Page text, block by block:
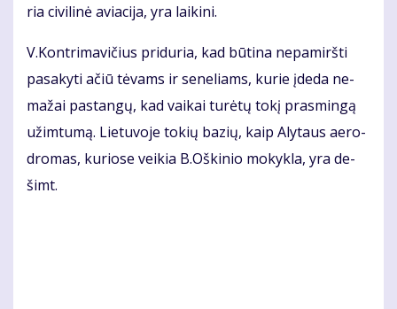
ria ci­vi­li­nė avia­ci­ja, yra lai­ki­ni.
V.Kon­tri­ma­vi­čius pri­du­ria, kad bū­ti­na ne­pa­mirš­ti
pa­sa­ky­ti ačiū tė­vams ir se­ne­liams, ku­rie įde­da ne­
ma­žai pa­stan­gų, kad vai­kai tu­rė­tų to­kį pras­min­gą
už­im­tu­mą. Lie­tu­vo­je to­kių ba­zių, kaip Aly­taus ae­ro­
dro­mas, ku­rio­se vei­kia B.Oš­ki­nio mo­kyk­la, yra de­
šimt.